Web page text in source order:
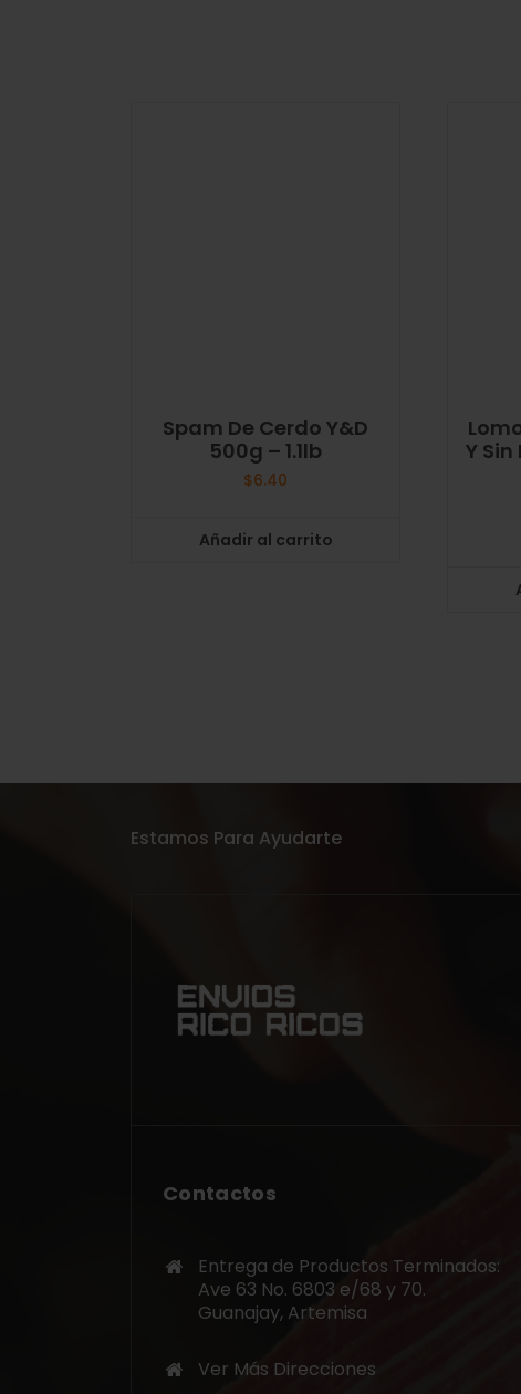
Spam De Cerdo Y&D
500g – 1.1lb
$6.40
Añadir al carrito
Y
Estamos Para Ayudarte
Contactos
Entrega de Productos Terminados:
Ave 63 No. 6803 e/68 y 70.
Guanajay, Artemisa
Ver Más Direcciones